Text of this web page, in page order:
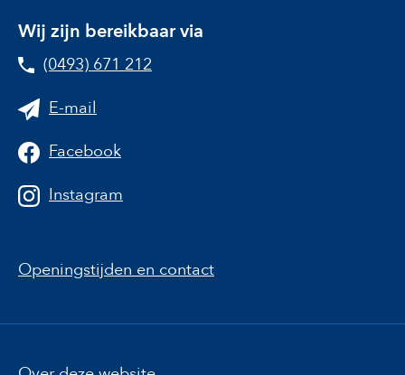
Wij zijn bereikbaar via
(0493) 671 212
E-mail
Facebook
Instagram
Openingstijden en contact